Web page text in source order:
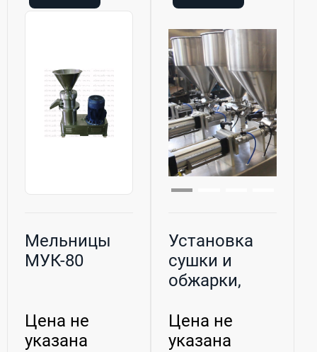
Мельницы
МУК-80
Цена не
указана
Установка
сушки и
обжарки,
наличии!
Цена не
указана